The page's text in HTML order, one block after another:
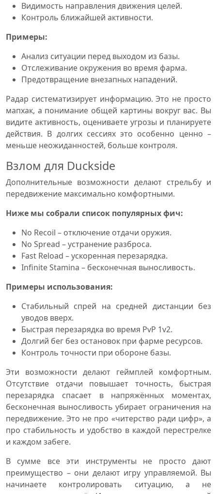
Видимость направления движения целей.
Контроль ближайшей активности.
Примеры:
Анализ ситуации перед выходом из базы.
Отслеживание окружения во время фарма.
Предотвращение внезапных нападений.
Радар систематизирует информацию. Это не просто
мапхак, а понимание общей картины вокруг вас. Вы
видите активность, оцениваете угрозы и планируете
действия. В долгих сессиях это особенно ценно –
меньше неожиданностей, больше контроля.
Взлом для Duckside
Дополнительные возможности делают стрельбу и
передвижение максимально комфортными.
Ниже мы собрали список популярных фич:
No Recoil – отключение отдачи оружия.
No Spread – устранение разброса.
Fast Reload – ускоренная перезарядка.
Infinite Stamina – бесконечная выносливость.
Примеры использования:
Стабильный спрей на средней дистанции без
уводов вверх.
Быстрая перезарядка во время PvP 1v2.
Долгий бег без остановок при фарме ресурсов.
Контроль точности при обороне базы.
Эти возможности делают геймплей комфортным.
Отсутствие отдачи повышает точность, быстрая
перезарядка спасает в напряжённых моментах,
бесконечная выносливость убирает ограничения на
передвижение. Это не про «читерство ради цифр», а
про стабильность и удобство в каждой перестрелке
и каждом забеге.
В сумме все эти инструменты не просто дают
преимущество – они делают игру управляемой. Вы
начинаете контролировать ситуацию, а не